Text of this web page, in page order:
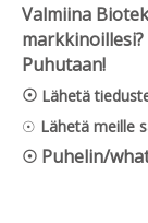
Valmiina
markkinoillesi?
Puhutaan!
☉ Lähetä
☉ Lähetä meille
☉ Puhelin/